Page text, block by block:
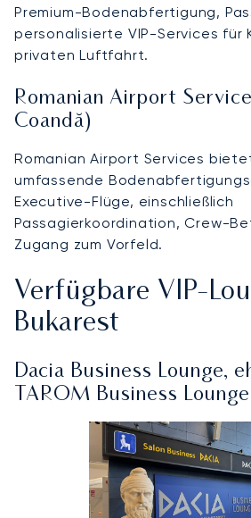
Premium-Bodenabfertigung,
personalisierte VIP-Services für
privaten Luftfahrt.
Romanian Airport
Coandă)
Romanian Airport Services
umfassende
Executive-Flüge, einschließlich
Passagierkoordination, Crew-
Zugang zum Vorfeld.
Verfügbare VIP-
Bukarest
Dacia Business Lounge,
TAROM Business Lounge